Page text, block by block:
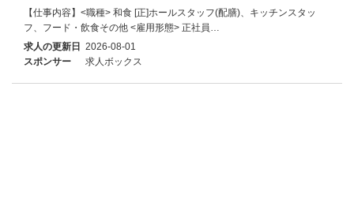
【仕事内容】<職種> 和食 [正]ホールスタッフ(配膳)、キッチンスタッ
フ、フード・飲食その他 <雇用形態> 正社員…
求人の更新日 2026-08-01
スポンサー
求人ボックス